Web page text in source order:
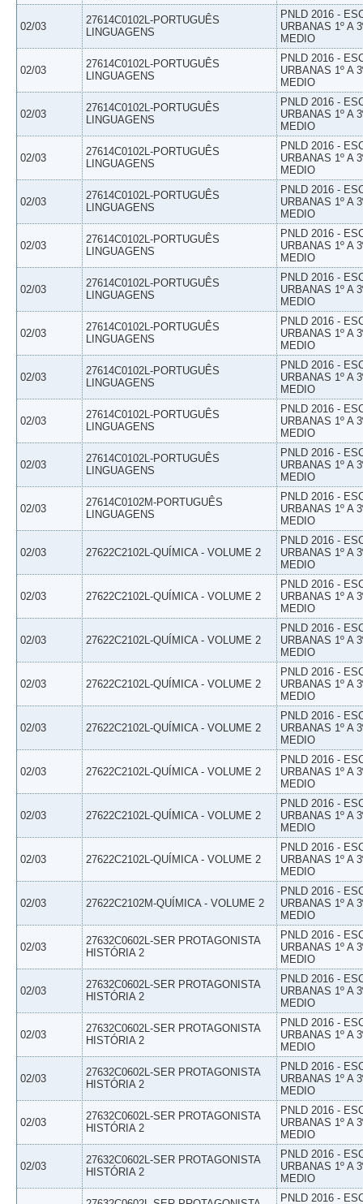
02/03
27614C0102L-PORTUGUÊS
LINGUAGENS
PNLD 2016 -
URBANAS 1º A
MEDIO
02/03
27614C0102L-PORTUGUÊS
LINGUAGENS
PNLD 2016 -
URBANAS 1º A
MEDIO
02/03
27614C0102L-PORTUGUÊS
LINGUAGENS
PNLD 2016 -
URBANAS 1º A
MEDIO
02/03
27614C0102L-PORTUGUÊS
LINGUAGENS
PNLD 2016 -
URBANAS 1º A
MEDIO
02/03
27614C0102L-PORTUGUÊS
LINGUAGENS
PNLD 2016 -
URBANAS 1º A
MEDIO
02/03
27614C0102L-PORTUGUÊS
LINGUAGENS
PNLD 2016 -
URBANAS 1º A
MEDIO
02/03
27614C0102L-PORTUGUÊS
LINGUAGENS
PNLD 2016 -
URBANAS 1º A
MEDIO
02/03
27614C0102L-PORTUGUÊS
LINGUAGENS
PNLD 2016 -
URBANAS 1º A
MEDIO
02/03
27614C0102L-PORTUGUÊS
LINGUAGENS
PNLD 2016 -
URBANAS 1º A
MEDIO
02/03
27614C0102L-PORTUGUÊS
LINGUAGENS
PNLD 2016 -
URBANAS 1º A
MEDIO
02/03
27614C0102L-PORTUGUÊS
LINGUAGENS
PNLD 2016 -
URBANAS 1º A
MEDIO
02/03
27614C0102M-PORTUGUÊS
LINGUAGENS
PNLD 2016 -
URBANAS 1º A
MEDIO
02/03 27622C2102L-QUÍMICA - VOLUME 2
PNLD 2016 -
URBANAS 1º A
MEDIO
02/03 27622C2102L-QUÍMICA - VOLUME 2
PNLD 2016 -
URBANAS 1º A
MEDIO
02/03 27622C2102L-QUÍMICA - VOLUME 2
PNLD 2016 -
URBANAS 1º A
MEDIO
02/03 27622C2102L-QUÍMICA - VOLUME 2
PNLD 2016 -
URBANAS 1º A
MEDIO
02/03 27622C2102L-QUÍMICA - VOLUME 2
PNLD 2016 -
URBANAS 1º A
MEDIO
02/03 27622C2102L-QUÍMICA - VOLUME 2
PNLD 2016 -
URBANAS 1º A
MEDIO
02/03 27622C2102L-QUÍMICA - VOLUME 2
PNLD 2016 -
URBANAS 1º A
MEDIO
02/03 27622C2102L-QUÍMICA - VOLUME 2
PNLD 2016 -
URBANAS 1º A
MEDIO
02/03 27622C2102M-QUÍMICA - VOLUME 2
PNLD 2016 -
URBANAS 1º A
MEDIO
02/03
27632C0602L-SER PROTAGONISTA
HISTÓRIA 2
PNLD 2016 -
URBANAS 1º A
MEDIO
02/03
27632C0602L-SER PROTAGONISTA
HISTÓRIA 2
PNLD 2016 -
URBANAS 1º A
MEDIO
02/03
27632C0602L-SER PROTAGONISTA
HISTÓRIA 2
PNLD 2016 -
URBANAS 1º A
MEDIO
02/03
27632C0602L-SER PROTAGONISTA
HISTÓRIA 2
PNLD 2016 -
URBANAS 1º A
MEDIO
02/03
27632C0602L-SER PROTAGONISTA
HISTÓRIA 2
PNLD 2016 -
URBANAS 1º A
MEDIO
02/03
27632C0602L-SER PROTAGONISTA
HISTÓRIA 2
PNLD 2016 -
URBANAS 1º A
MEDIO
PNLD 2016 -